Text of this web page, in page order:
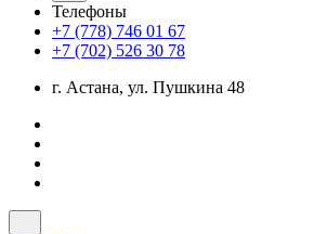
Телефоны
+7 (778) 746 01 67
+7 (702) 526 30 78
г. Астана, ул. Пушкина 48